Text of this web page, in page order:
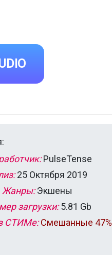
PulseTense
25 Октября 2019
Жанры:Экшены
загрузки:5.81 Gb
СТИМе: Смешанные 47%